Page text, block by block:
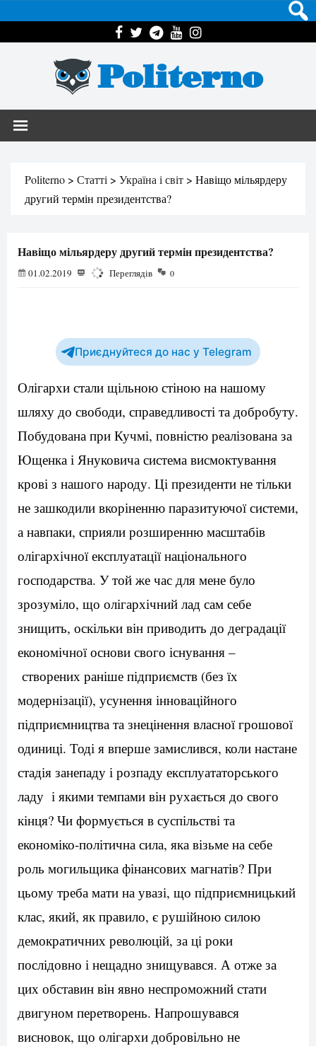
Politerno
Politerno > Статті > Україна і світ > Навіщо мільярдеру
другий термін президентства?
Навіщо мільярдеру другий термін президентства?
01.02.2019 3121 Переглядів 0
Приєднуйтеся до нас у Telegram
Олігархи стали щільною стіною на нашому
шляху до свободи, справедливості та добробуту.
Побудована при Кучмі, повністю реалізована за
Ющенка і Януковича система висмоктування
крові з нашого народу. Ці президенти не тільки
не зашкодили вкоріненню паразитуючої системи,
а навпаки, сприяли розширенню масштабів
олігархічної експлуатації національного
господарства. У той же час для мене було
зрозуміло, що олігархічний лад сам себе
знищить, оскільки він приводить до деградації
економічної основи свого існування –
створених раніше підприємств (без їх
модернізації), усунення інноваційного
підприємництва та знецінення власної грошової
одиниці. Тоді я вперше замислився, коли настане
стадія занепаду і розпаду експлуататорського
ладу і якими темпами він рухається до свого
кінця? Чи формується в суспільстві та
економіко-політична сила, яка візьме на себе
роль могильщика фінансових магнатів? При
цьому треба мати на увазі, що підприємницький
клас, який, як правило, є рушійною силою
демократичних революцій, за ці роки
послідовно і нещадно знищувався. А отже за
цих обставин він явно неспроможний стати
двигуном перетворень. Напрошувався
висновок, що олігархи добровільно не